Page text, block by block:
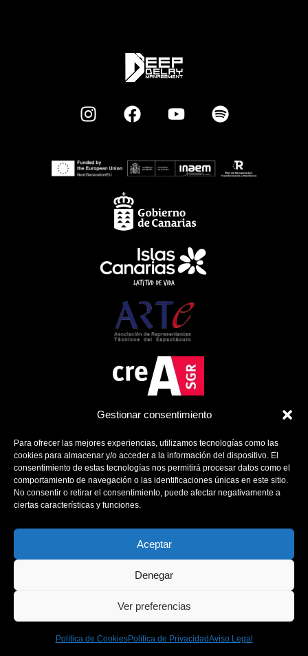
Gestionar consentimiento
Para ofrecer las mejores experiencias, utilizamos tecnologías como las
cookies para almacenar y/o acceder a la información del dispositivo. El
consentimiento de estas tecnologías nos permitirá procesar datos como el
comportamiento de navegación o las identificaciones únicas en este sitio.
No consentir o retirar el consentimiento, puede afectar negativamente a
ciertas características y funciones.
Aceptar
Denegar
Ver preferencias
Política de CookiesPolítica de PrivacidadAviso Legal
Política de Cookies
Contacto
2025 Copyright Deep Delay Management – Designed
ByMelboss Music